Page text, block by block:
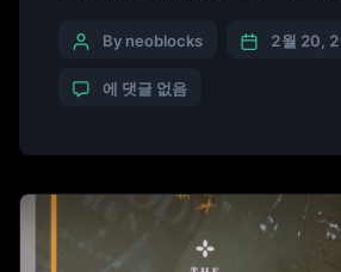
일정을 공개했다. 네오블럭스는 지
에게 큰 호응을 이끌어 냈다. 그리
By neoblocks 2월 20,
에 댓글 없음